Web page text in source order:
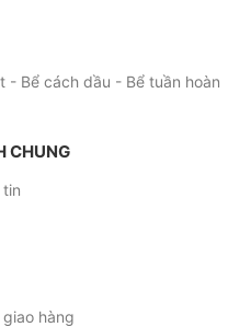
- Bể cách dầu - Bể tuần hoàn
CHUNG
hàng